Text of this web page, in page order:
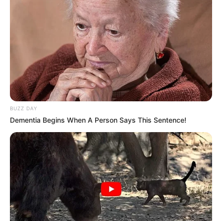
aproximadamente 5 cm de diâmetro.
Passo 2. Dobre o círculo ao meio por duas vezes;
alinhave a parte aberta do triângulo unindo as
camadas de tecido dobrado.
Passo 3. Puxe a linha para franzir e formar a
pétala pontuda. Arremate.
Passo 4. Faça as outras pétalas que irão compor
a flor de fuxico.
Passo 5. Junte as cinco pétalas que você fez e
faça o arremate.
Passo 6. Arrume a sua flor de fuxico. Se sentir
necessidade, faça o acabamento do miolo
BUZZ DAY
Dementia Begins When A Person Says This Sentence!